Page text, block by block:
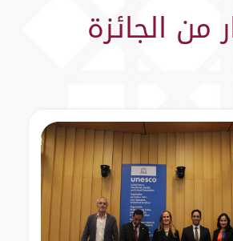
من الجائزة